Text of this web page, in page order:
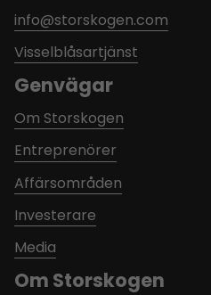
Om Storskogen
info@storskogen.com
Visselblåsartjänst
Genvägar
Om Storskogen
Entreprenörer
Affärsområden
Investerare
Media